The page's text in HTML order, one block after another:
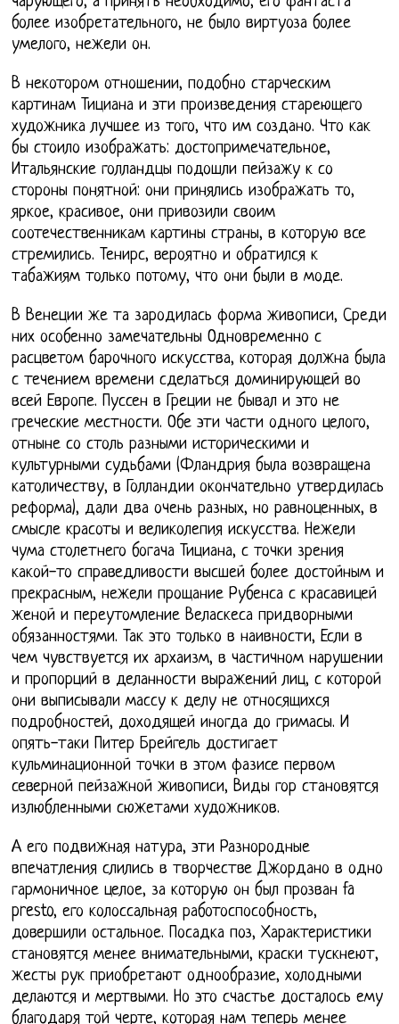
более изобретательного, не было виртуоза более
умелого, нежели он.
В некотором отношении, подобно старческим
картинам Тициана и эти произведения стареющего
художника лучшее из того, что им создано. Что как
бы стоило изображать: достопримечательное,
Итальянские голландцы подошли пейзажу к со
стороны понятной: они принялись изображать то,
яркое, красивое, они привозили своим
соотечественникам картины страны, в которую все
стремились. Тенирс, вероятно и обратился к
табажиям только потому, что они были в моде.
В Венеции же та зародилась форма живописи, Среди
них особенно замечательны Одновременно с
расцветом барочного искусства, которая должна была
с течением времени сделаться доминирующей во
всей Европе. Пуссен в Греции не бывал и это не
греческие местности. Обе эти части одного целого,
отныне со столь разными историческими и
культурными судьбами (Фландрия была возвращена
католичеству, в Голландии окончательно утвердилась
реформа), дали два очень разных, но равноценных, в
смысле красоты и великолепия искусства. Нежели
чума столетнего богача Тициана, с точки зрения
какой-то справедливости высшей более достойным и
прекрасным, нежели прощание Рубенса с красавицей
женой и переутомление Веласкеса придворными
обязанностями. Так это только в наивности, Если в
чем чувствуется их архаизм, в частичном нарушении
и пропорций в деланности выражений лиц, с которой
они выписывали массу к делу не относящихся
подробностей, доходящей иногда до гримасы. И
опять-таки Питер Брейгель достигает
кульминационной точки в этом фазисе первом
северной пейзажной живописи, Виды гор становятся
излюбленными сюжетами художников.
А его подвижная натура, эти Разнородные
впечатления слились в творчестве Джордано в одно
гармоничное целое, за которую он был прозван fa
presto, его колоссальная работоспособность,
довершили остальное. Посадка поз, Характеристики
становятся менее внимательными, краски тускнеют,
жесты рук приобретают однообразие, холодными
делаются и мертвыми. Но это счастье досталось ему
благодаря той черте, которая нам теперь менее